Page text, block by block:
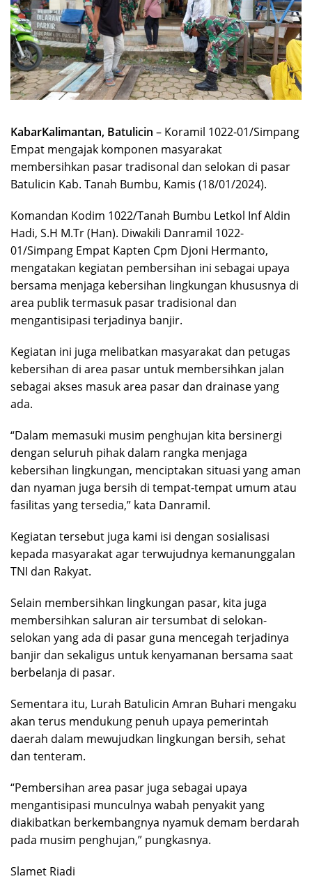
KabarKalimantan, Batulicin – Koramil 1022-01/Simpang
Empat mengajak komponen masyarakat
membersihkan pasar tradisonal dan selokan di pasar
Batulicin Kab. Tanah Bumbu, Kamis (18/01/2024).
Komandan Kodim 1022/Tanah Bumbu Letkol Inf Aldin
Hadi, S.H M.Tr (Han). Diwakili Danramil 1022-
01/Simpang Empat Kapten Cpm Djoni Hermanto,
mengatakan kegiatan pembersihan ini sebagai upaya
bersama menjaga kebersihan lingkungan khususnya di
area publik termasuk pasar tradisional dan
mengantisipasi terjadinya banjir.
Kegiatan ini juga melibatkan masyarakat dan petugas
kebersihan di area pasar untuk membersihkan jalan
sebagai akses masuk area pasar dan drainase yang
ada.
“Dalam memasuki musim penghujan kita bersinergi
dengan seluruh pihak dalam rangka menjaga
kebersihan lingkungan, menciptakan situasi yang aman
dan nyaman juga bersih di tempat-tempat umum atau
fasilitas yang tersedia,” kata Danramil.
Kegiatan tersebut juga kami isi dengan sosialisasi
kepada masyarakat agar terwujudnya kemanunggalan
TNI dan Rakyat.
Selain membersihkan lingkungan pasar, kita juga
membersihkan saluran air tersumbat di selokan-
selokan yang ada di pasar guna mencegah terjadinya
banjir dan sekaligus untuk kenyamanan bersama saat
berbelanja di pasar.
Sementara itu, Lurah Batulicin Amran Buhari mengaku
akan terus mendukung penuh upaya pemerintah
daerah dalam mewujudkan lingkungan bersih, sehat
dan tenteram.
“Pembersihan area pasar juga sebagai upaya
mengantisipasi munculnya wabah penyakit yang
diakibatkan berkembangnya nyamuk demam berdarah
pada musim penghujan,” pungkasnya.
Slamet Riadi